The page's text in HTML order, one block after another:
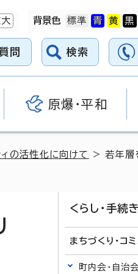
背景色
問 検索
原爆・平和
の活性化に向けて
> 若年層
くらし・手続き
まちづくり・コ
町内会・自治